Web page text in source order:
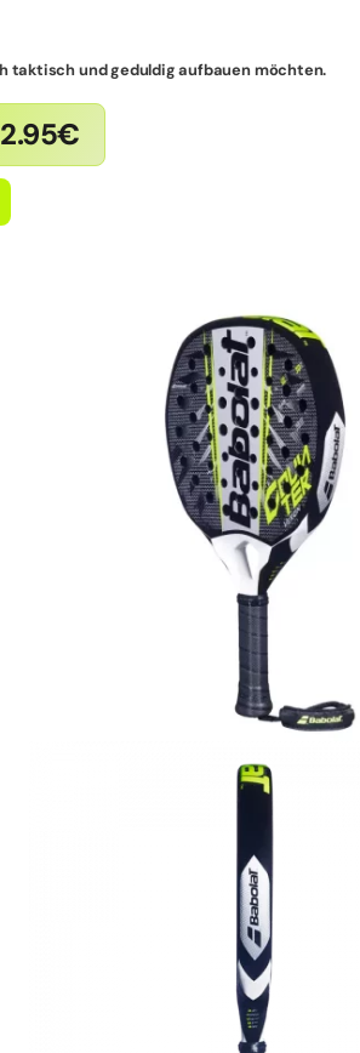
taktisch und geduldig aufbauen möchten.